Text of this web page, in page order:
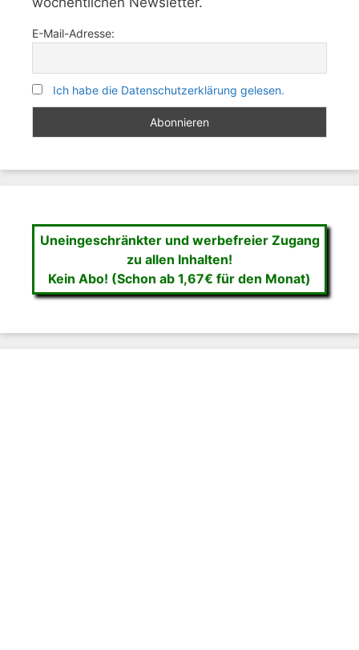
E-Mail-Adresse:
Ich habe die Datenschutzerklärung gelesen.
Uneingeschränkter und werbefreier Zugang
zu allen Inhalten!
Kein Abo! (Schon ab 1,67€ für den Monat)